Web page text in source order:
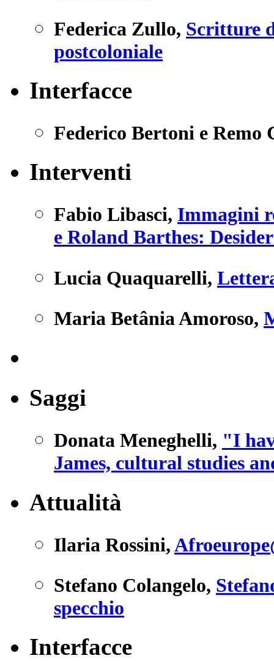
Federica Zullo, Scritture
postcoloniale
Interfacce
Federico Bertoni e Remo
Interventi
Fabio Libasci, Immagini
e Roland Barthes:
Lucia Quaquarelli,
Maria Betânia Amoroso,
Saggi
Donata Meneghelli, "I
James, cultural studies
Attualità
Ilaria Rossini,
Stefano Colangelo,
specchio
Interfacce